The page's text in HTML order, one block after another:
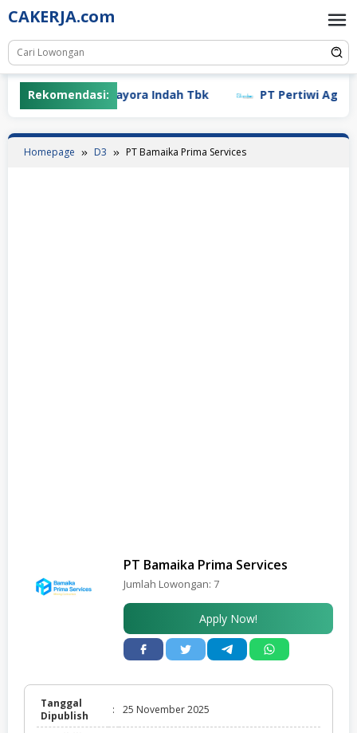
Skip
to
content
CAKERJA.com
Rekomendasi:
PT Mayora Indah Tbk PT Pertiwi Agung
Homepage D3 PT Bamaika Prima Services
PT Bamaika Prima Services
Jumlah Lowongan: 7
Apply Now!
Tanggal
Dipublish
: 25 November 2025